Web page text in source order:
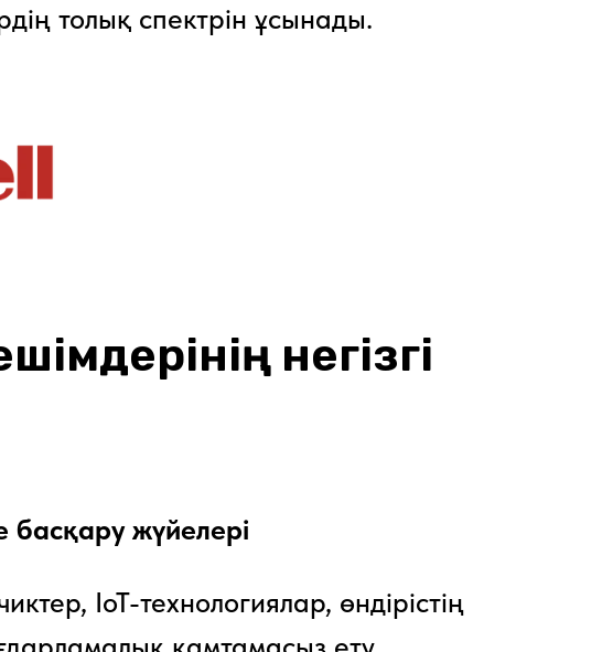
толық спектрін ұсынады.
негізгі
басқару жүйелері
IoT-технологиялар, өндірістің